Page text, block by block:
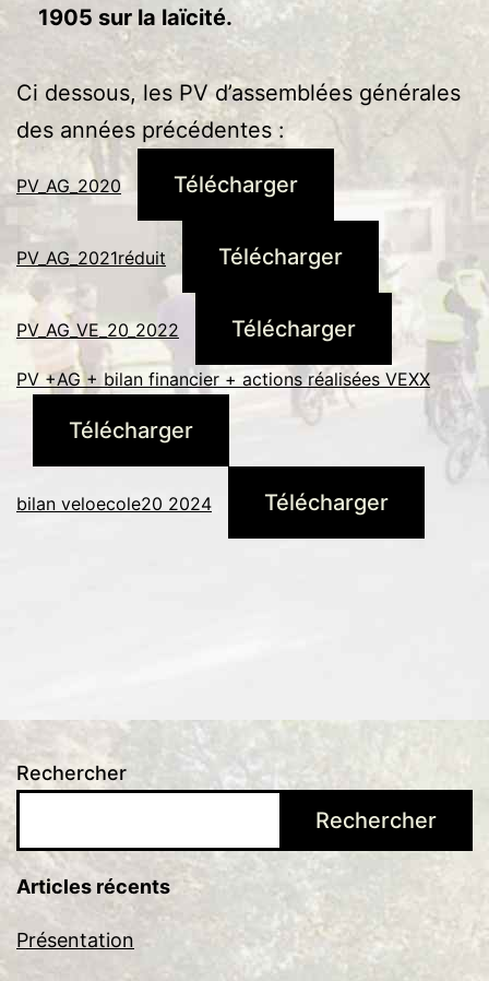
1905 sur la laïcité.
Ci dessous, les PV d’assemblées générales
des années précédentes :
PV_AG_2020 Télécharger
PV_AG_2021réduit Télécharger
PV_AG_VE_20_2022 Télécharger
PV +AG + bilan financier + actions réalisées VEXX
Télécharger
bilan veloecole20 2024 Télécharger
Rechercher
Rechercher
Articles récents
Présentation